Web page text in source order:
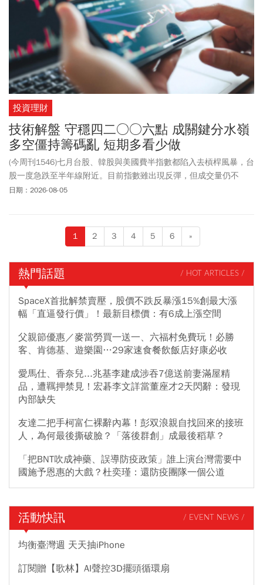
投資理財
技術解盤 守穩四二○○六點 成關鍵分水嶺
多空僵持籌碼亂 短期多看少做
(今周刊1546)七月台股、韓股與美國費半指數都陷入去槓桿風暴，台
股一度急跌至半年線附近。目前指數雖出現反彈，但成交量仍不
足，後市需觀察成交量能否逐步回溫，才可能重返多頭。
日期：2026-08-05
1 2 3 4 5 6 »
熱門話題 / HOT ARTICLES /
SpaceX首批解禁賣壓，股價不跌反暴漲15%創最大漲
幅「直逼發行價」！最新目標價：有6成上漲空間
父親節優惠／麥當勞買一送一、六福村免費玩！必勝
客、肯德基、遊樂園…29家速食餐飲飯店好康必收
愛馬仕、香奈兒...兆基李建成涉吞7億送前妻滿屋精
品，遭羈押禁見！宏碁李文詳當董座才2天閃辭：發現
內部缺失
友達二把手柯富仁裸辭內幕！彭双浪親自找回來的接班
人，為何最後撕破臉？「落後群創」成最後稻草？
「把BNT吹成神藥、誤導防疫政策」誰上演台灣需要中
國施予恩惠的大戲？杜奕瑾：還防疫團隊一個公道
活動快訊 / EVENT NEWS /
均衡臺灣週 天天抽iPhone
訂閱贈【歌林】AI聲控3D擺頭循環扇